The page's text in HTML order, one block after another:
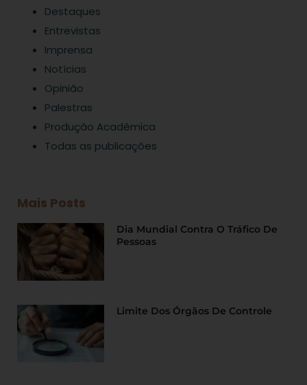
Destaques
Entrevistas
Imprensa
Notícias
Opinião
Palestras
Produção Acadêmica
Todas as publicações
Mais Posts
Dia Mundial Contra O Tráfico De
Pessoas
Limite Dos Órgãos De Controle